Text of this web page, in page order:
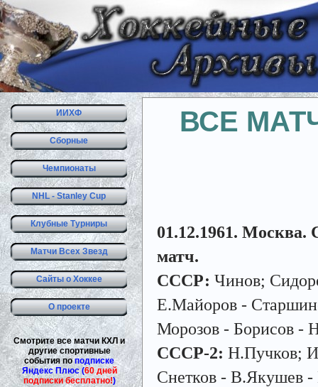
ИИХФ
Сборные
Чемпионаты
NHL - Stanley Cup
Клубные Турниры
Матчи Всех Звезд
Сайты о Хоккее
О проекте
Смотрите все матчи КХЛ и
другие спортивные
события поподписке
Яндекс Плюс (60 дней
подписки бесплатно!)
ВСЕ
01.12.1961.
матч.
СССР: Чинов;
Е.Майоров -
Морозов - Борисов -
СССР-2: Н.Пучков;
Снетков - В.Якушев